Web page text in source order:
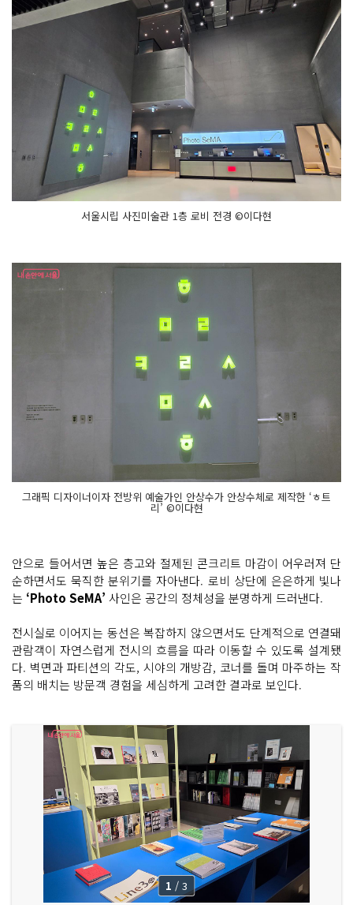
서울시립 사진미술관 1층 로비 전경 ©이다현
그래픽 디자이너이자 전방위 예술가인 안상수가 안상수체로 제작한 ‘ㅎ트
리’ ©이다현
안으로 들어서면 높은 층고와 절제된 콘크리트 마감이 어우러져 단
순하면서도 묵직한 분위기를 자아낸다. 로비 상단에 은은하게 빛나
는 ‘Photo SeMA’ 사인은 공간의 정체성을 분명하게 드러낸다.
전시실로 이어지는 동선은 복잡하지 않으면서도 단계적으로 연결돼
관람객이 자연스럽게 전시의 흐름을 따라 이동할 수 있도록 설계됐
다. 벽면과 파티션의 각도, 시야의 개방감, 코너를 돌며 마주하는 작
품의 배치는 방문객 경험을 세심하게 고려한 결과로 보인다.
1 / 3